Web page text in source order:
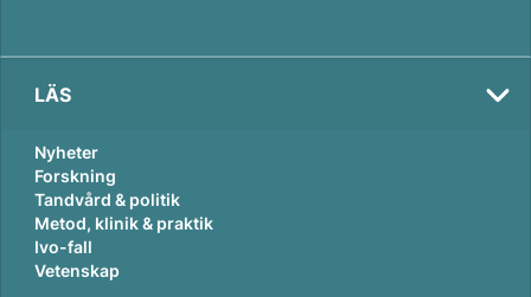
LÄS
Nyheter
Forskning
Tandvård & politik
Metod, klinik & praktik
Ivo-fall
Vetenskap